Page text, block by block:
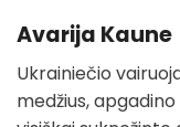
Avarija Kaune
Ukrainiečio
medžius,